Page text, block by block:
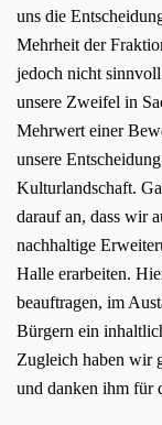
uns die
Mehrheit der
jedoch nicht
unsere Zweifel in
Mehrwert einer
unsere
Kulturlandschaft.
darauf an, dass wir
nachhaltige
Halle erarbeiten.
beauftragen, im
Bürgern ein
Zugleich haben wir
und danken ihm für